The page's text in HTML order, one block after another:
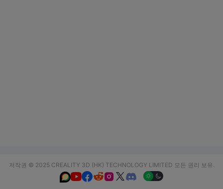
저작권 © 2025 CREALITY 3D (HK) TECHNOLOGY LIMITED 모든 권리 보유.
  